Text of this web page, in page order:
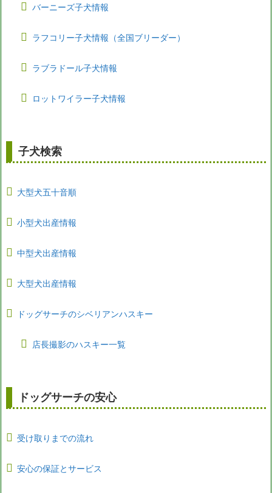
バーニーズ子犬情報
ラフコリー子犬情報（全国ブリーダー）
ラブラドール子犬情報
ロットワイラー子犬情報
子犬検索
大型犬五十音順
小型犬出産情報
中型犬出産情報
大型犬出産情報
ドッグサーチのシベリアンハスキー
店長撮影のハスキー一覧
ドッグサーチの安心
受け取りまでの流れ
安心の保証とサービス